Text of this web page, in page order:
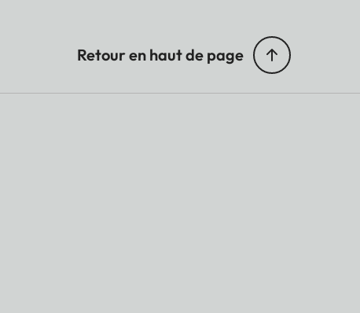
Retour en haut de page